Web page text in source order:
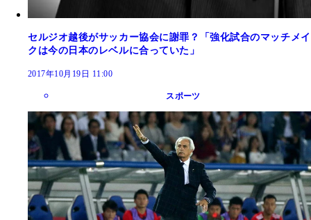
セルジオ越後がサッカー協会に謝罪？「強化試合のマッチメイ
クは今の日本のレベルに合っていた」
2017年10月19日 11:00
スポーツ